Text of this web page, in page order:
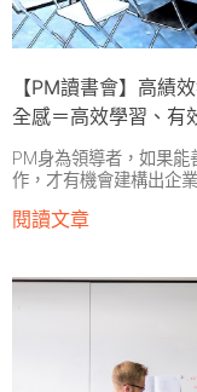
【PM讀書會】高績
全感＝高效學習、有
PM身為領導者，如果
作，才有機會建構出企
閱讀文章